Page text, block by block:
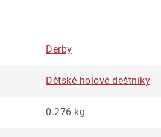
Derby
Dětské holové deštníky
0.276 kg